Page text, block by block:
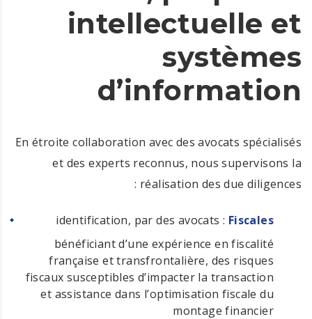
intellectuelle et
systèmes
d’information
En étroite collaboration avec des avocats spécialisés
et des experts reconnus, nous supervisons la
réalisation des due diligences :
Fiscales
: identification, par des avocats
bénéficiant d’une expérience en fiscalité
française et transfrontalière, des risques
fiscaux susceptibles d’impacter la transaction
et assistance dans l’optimisation fiscale du
montage financier